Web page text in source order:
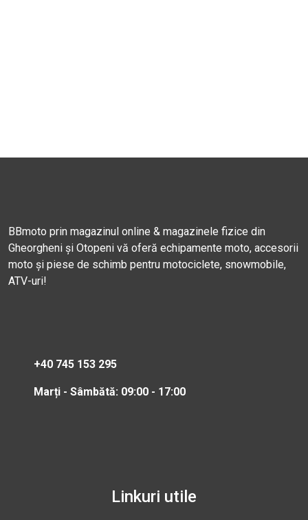
BBmoto prin magazinul online & magazinele fizice din
Gheorgheni și Otopeni vă oferă echipamente moto, accesorii
moto și piese de schimb pentru motociclete, snowmobile,
ATV-uri!
+40 745 153 295
Marți - Sâmbătă: 09:00 - 17:00
Linkuri utile